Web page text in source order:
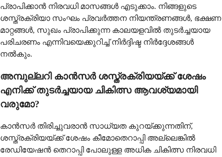
പ്രാപിക്കാൻ നിരവധി മാസങ്ങൾ എടുക്കാം. നിങ്ങളുടെ
ശസ്ത്രക്രിയാ സംഘം പ്രവർത്തന നിയന്ത്രണങ്ങൾ, ഭക്ഷണ
മാറ്റങ്ങൾ, സുഖം പ്രാപിക്കുന്ന കാലയളവിൽ തുടർച്ചയായ
പരിചരണം എന്നിവയെക്കുറിച്ച് നിർദ്ദിഷ്ട നിർദ്ദേശങ്ങൾ
നൽകും.
അമ്പുല്ലറി കാൻസർ ശസ്ത്രക്രിയയ്ക്ക് ശേഷം
എനിക്ക് തുടർച്ചയായ ചികിത്സ ആവശ്യമായി
വരുമോ?
കാൻസർ തിരിച്ചുവരാൻ സാധ്യത കുറയ്ക്കുന്നതിന്,
ശസ്ത്രക്രിയയ്ക്ക് ശേഷം കീമോതെറാപ്പി അല്ലെങ്കിൽ
രേഡിയേഷൻ തെറാപ്പി പോലുള്ള അധിക ചികിത്സ നിരവധി